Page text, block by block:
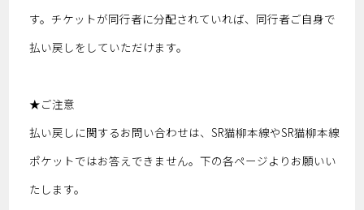
す。チケットが同行者に分配されていれば、同行者ご自身で
払い戻しをしていただけます。
★ご注意
払い戻しに関するお問い合わせは、SR猫柳本線やSR猫柳本線
ポケットではお答えできません。下の各ページよりお願いい
たします。